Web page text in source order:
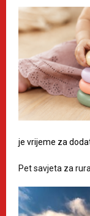
je vrijeme za
Pet savjeta za